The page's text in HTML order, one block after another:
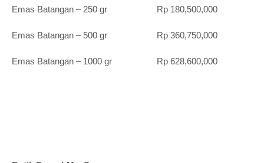
Emas Batangan – 250 gr Rp 180,500,000
Emas Batangan – 500 gr Rp 360,750,000
Emas Batangan – 1000 gr Rp 628,600,000